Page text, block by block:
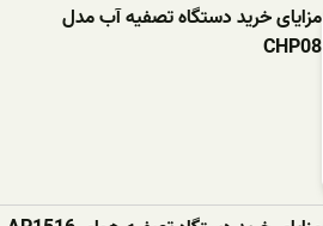
مزایای خرید دستگاه تصفیه آب مدل
CHP08